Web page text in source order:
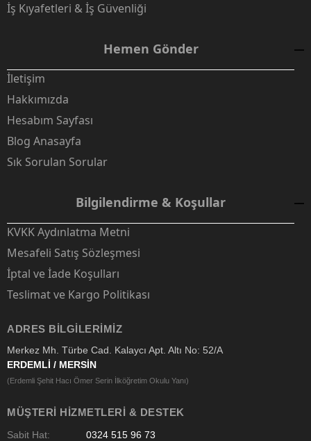
İş Kıyafetleri & İş Güvenliği
Hemen Gönder
İletişim
Hakkımızda
Hesabım Sayfası
Blog Anasayfa
Sık Sorulan Sorular
Bilgilendirme & Koşullar
KVKK Aydınlatma Metni
Mesafeli Satış Sözleşmesi
İptal ve İade Koşulları
Teslimat ve Kargo Politikası
ADRES BILGILERIMIZ
Merkez Mh. Türbe Cad. Kalaycı Apt. Altı No: 52/A
ERDEMLİ / MERSİN
(Erdemli Şehit Hacı Ömer Serin İlköğretim Okulu Yanı)
MÜŞTERI HIZMETLERI & DESTEK
Sabit Hat: 0324 515 96 73